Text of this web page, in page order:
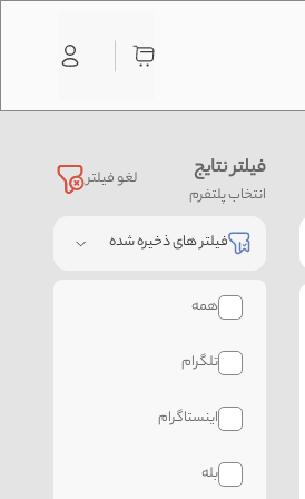
لغو فیلتر فیلتر نتایج
انتخاب پلتفرم
فیلتر های ذخیره شده
همه
تلگرام
اینستاگرام
بله